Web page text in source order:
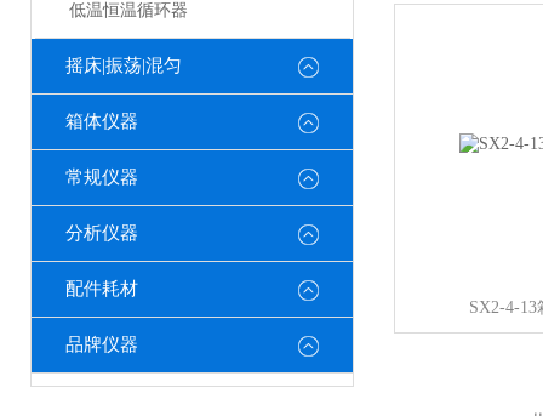
低温恒温循环器
摇床|振荡|混匀
箱体仪器
常规仪器
分析仪器
配件耗材
品牌仪器
SX2-4-